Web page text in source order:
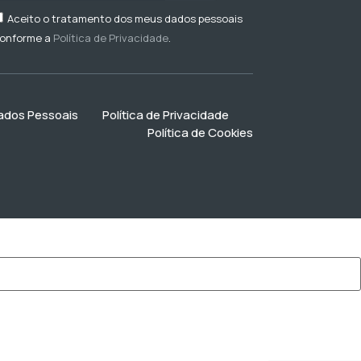
Aceito o tratamento dos meus dados pessoais
a Política de Privacidade.
Pessoais
Política de Privacidade
Política de Cookies